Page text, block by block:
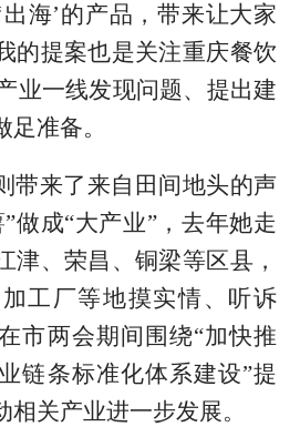
海’的产品，带来让大家
的提案也是关注重庆餐饮
业一线发现问题、提出建
准备。
带来了来自田间地头的声
做成“大产业”，去年她走
津、荣昌、铜梁等区县，
工厂等地摸实情、听诉
市两会期间围绕“加快推
链条标准化体系建设”提
关产业进一步发展。